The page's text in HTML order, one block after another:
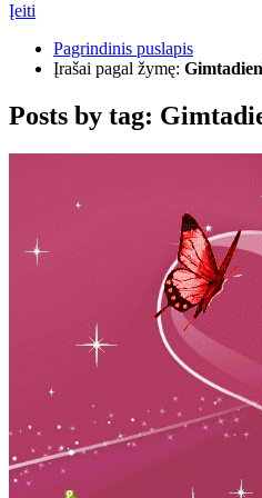
Įeiti
Pagrindinis puslapis
Įrašai pagal žymę:
Posts by tag: